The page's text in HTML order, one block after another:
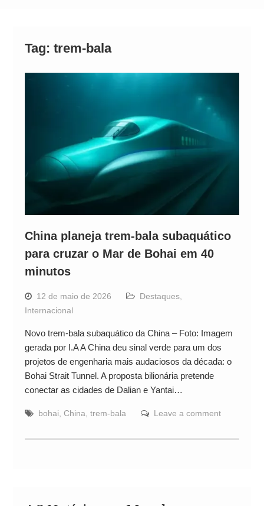
Tag: trem-bala
China planeja trem-bala subaquático
para cruzar o Mar de Bohai em 40
minutos
12 de maio de 2026 Destaques,
Internacional
Novo trem-bala subaquático da China – Foto: Imagem
gerada por I.A A China deu sinal verde para um dos
projetos de engenharia mais audaciosos da década: o
Bohai Strait Tunnel. A proposta bilionária pretende
conectar as cidades de Dalian e Yantai…
bohai China trem-bala Leave a comment